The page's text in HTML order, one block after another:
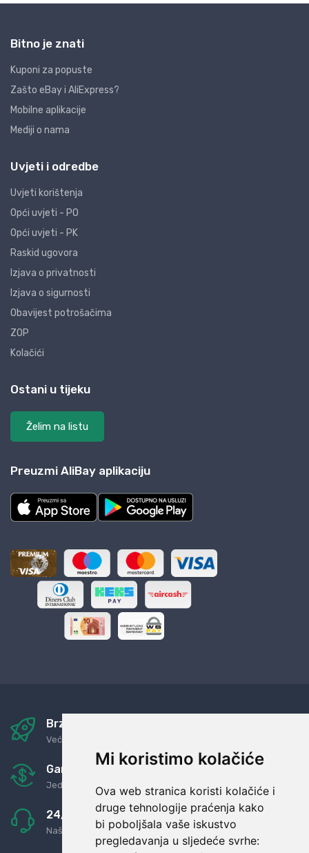
Mi koristimo kolačiće
Ova web stranica koristi kolačiće i
druge tehnologije praćenja kako
bi poboljšala vaše iskustvo
pregledavanja u sljedeće svrhe:
Bitno je znati
Kuponi za popuste
Zašto eBay i AliExpress?
Mobilne aplikacije
Mediji o nama
Uvjeti i odredbe
Uvjeti korištenja
Opći uvjeti - PO
Opći uvjeti - PK
Raskid ugovora
Izjava o privatnosti
Izjava o sigurnosti
Obavijest potrošačima
ZOP
Kolačići
Ostani u tijeku
Želim na listu
Preuzmi AliBay aplikaciju
Brza i sigurna dostava
Već za nekoliko dana kod vas
Garancija u povrat novaca
Jednostavno pravilo: Roba za novac
24/7 odlična podrška
Naši agenti uvijek na raspolaganju